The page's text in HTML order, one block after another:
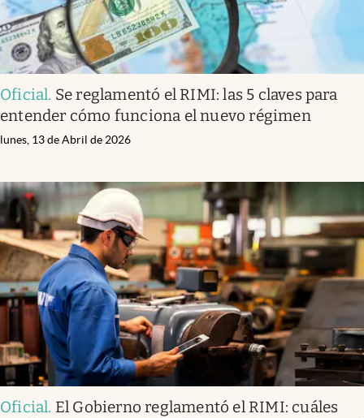
Oficial. Se reglamentó el RIMI: las 5 claves para
entender cómo funciona el nuevo régimen
lunes, 13 de Abril de 2026
Oficial. El Gobierno reglamentó el RIMI: cuáles